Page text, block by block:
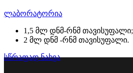
ლაბორატორია
1,5 მლ დნმ-რნმ თავისუფალი;
2 მლ დნმ -რნმ თავისუფალი.
სწრაფად ნახვა